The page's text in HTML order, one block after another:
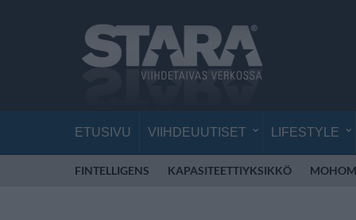
ETUSIVU VIIHDEUUTISET LIFESTYLE
FINTELLIGENS KAPASITEETTIYKSIKKÖ